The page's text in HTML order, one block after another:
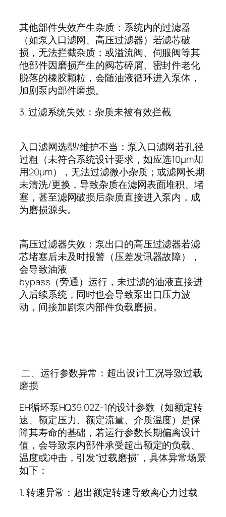
其他部件失效产生杂质：系统内的过滤器
（如泵入口滤网、高压过滤器）若滤芯破
损，无法拦截杂质；或溢流阀、伺服阀等其
他部件因磨损产生的阀芯碎屑、密封件老化
脱落的橡胶颗粒，会随油液循环进入泵体，
加剧泵内部件磨损。
3.过滤系统失效：杂质未被有效拦截
入口滤网选型/维护不当：泵入口滤网若孔径
过粗（未符合系统设计要求，如应选10μm却
用20μm），无法过滤微小杂质；或滤网长期
未清洗/更换，导致杂质在滤网表面堆积、堵
塞，甚至滤网破损后杂质直接进入泵内，成
为磨损源头。
高压过滤器失效：泵出口的高压过滤器若滤
芯堵塞后未及时报警（压差发讯器故障），
会导致油液
bypass （旁通）运行，未过滤的油液直接进
入后续系统，同时也会导致泵出口压力波
动，间接加剧泵内部件负载磨损。
二、运行参数异常：超出设计工况导致过载
磨损
EH循环泵HQ39.02Z-1的设计参数（如额定转
速、额定压力、额定流量、介质温度）是保
障其寿命的基础，若运行参数长期偏离设计
值，会导致泵内部件承受超出额定的负载、
温度或冲击，引发“过载磨损” ，具体异常场景
如下：
1.转速异常：超出额定转速导致离心力过载